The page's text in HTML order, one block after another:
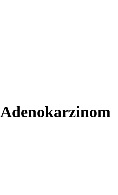
Adenokarzinom